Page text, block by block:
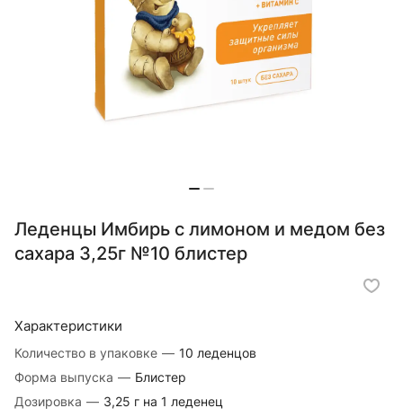
Леденцы Имбирь с лимоном и медом без
сахара 3,25г №10 блистер
Характеристики
Количество в упаковке — 10 леденцов
Форма выпуска — Блистер
Дозировка — 3,25 г на 1 леденец